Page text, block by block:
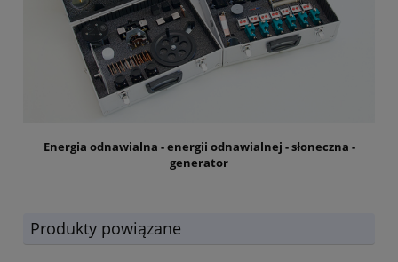
Energia odnawialna - energii odnawialnej - słoneczna -
generator
Produkty powiązane